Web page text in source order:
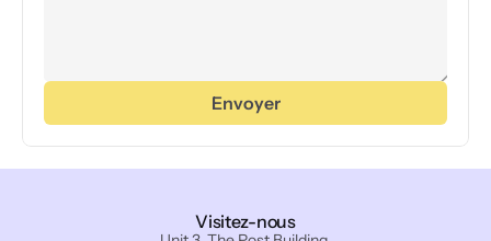
Envoyer
Visitez-nous